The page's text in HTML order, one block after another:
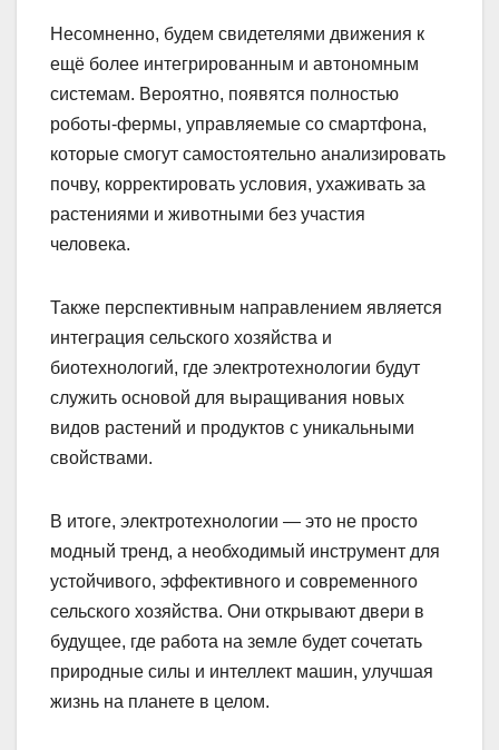
Несомненно, будем свидетелями движения к
ещё более интегрированным и автономным
системам. Вероятно, появятся полностью
роботы-фермы, управляемые со смартфона,
которые смогут самостоятельно анализировать
почву, корректировать условия, ухаживать за
растениями и животными без участия
человека.
Также перспективным направлением является
интеграция сельского хозяйства и
биотехнологий, где электротехнологии будут
служить основой для выращивания новых
видов растений и продуктов с уникальными
свойствами.
В итоге, электротехнологии — это не просто
модный тренд, а необходимый инструмент для
устойчивого, эффективного и современного
сельского хозяйства. Они открывают двери в
будущее, где работа на земле будет сочетать
природные силы и интеллект машин, улучшая
жизнь на планете в целом.